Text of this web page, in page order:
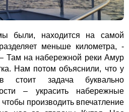
были, находится на самой
меньше километра, -
Там на набережной реки Амур
Нам потом объяснили, что у
стоит задача буквально
– украсить набережные
производить впечатление